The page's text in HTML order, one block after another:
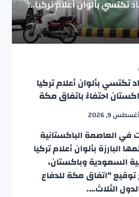
تكتسي بألوان أعلام تركيا
احتفاءً باتفاق مكة
أغسطس 9, 2026
العاصمة الباكستانية
البارزة بألوان أعلام تركيا
السعودية وباكستان،
“اتفاق مكة للدفاع
الثلاث….